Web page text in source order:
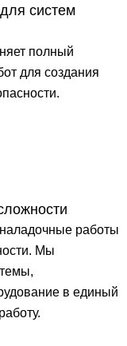
систем
полный
для создания
работы
Мы
в единый